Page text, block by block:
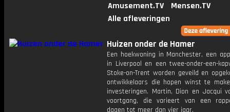
Amusement.TV
Mensen.TV
Alle afleveringen
Huizen onder de Hamer
Een hoekwoning in Manchester, een
in Liverpool en een twee-onder-een-
Stoke-on-Trent worden geveild en
ontwikkelaars die hopen winst te
investeringen. Martin, Dion en Jacqui
voortgang, die varieert van een
dagen tot meer dan vier jaar.